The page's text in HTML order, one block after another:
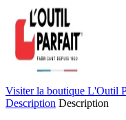
Visiter la boutique L'Outil
Description Description